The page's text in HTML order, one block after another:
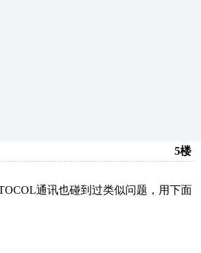
5楼
通讯也碰到过类似问题，用下面